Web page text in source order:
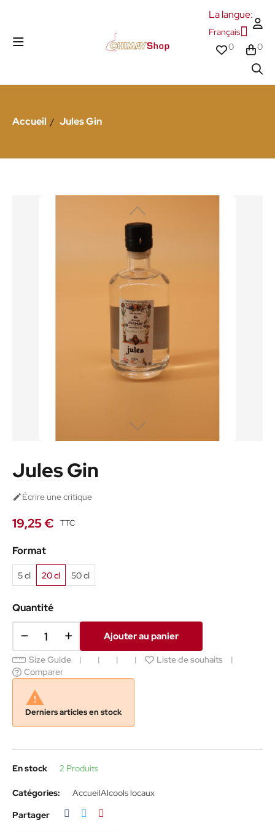
La langue:
Français
0
0
Accueil Jules Gin
Jules Gin
Écrire une critique
19,25 € TTC
Format
5 cl 20 cl 50 cl
Quantité
Ajouter au panier
Size Guide
Liste de souhaits
Comparer

Derniers articles en stock
En stock 2 Produits
Catégories: AccueilAlcools locaux
Partager